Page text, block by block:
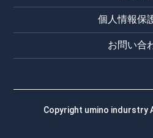
個人情報保
お問い合
Copyright umino indurstry